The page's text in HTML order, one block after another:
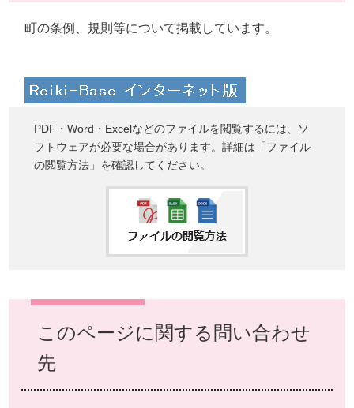
町の条例、規則等について掲載しています。
PDF・Word・Excelなどのファイルを閲覧するには、ソ
フトウェアが必要な場合があります。詳細は「ファイル
の閲覧方法」を確認してください。
このページに関する問い合わせ
先